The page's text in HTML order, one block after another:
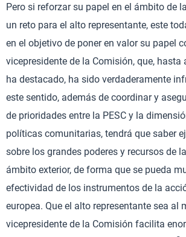
Pero si reforzar su papel en el ámbito de
un reto para el alto representante, este
en el objetivo de poner en valor su papel
vicepresidente de la Comisión, que, hasta
ha destacado, ha sido verdaderamente
este sentido, además de coordinar y
de prioridades entre la PESC y la
políticas comunitarias, tendrá que saber
sobre los grandes poderes y recursos de
ámbito exterior, de forma que se pueda
efectividad de los instrumentos de la
europea. Que el alto representante sea al
vicepresidente de la Comisión facilita